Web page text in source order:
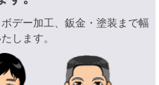
デー加工、鈑金・塗装まで幅
します。